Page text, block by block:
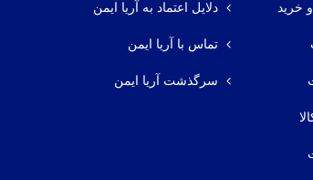
خرید دلایل اعتماد به آریا ایمن
تماس با آریا ایمن
سرگذشت آریا ایمن